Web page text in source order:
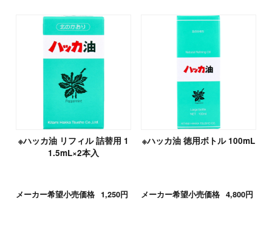
※ハッカ油 リフィル 詰替用 1
1.5mL×2本入
メーカー希望小売価格 1,250円
※ハッカ油 徳用ボトル 100mL
メーカー希望小売価格 4,800円